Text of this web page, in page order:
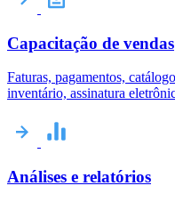
Capacitação de vendas
Faturas, pagamentos,
inventário, assinatura
Análises e relatórios